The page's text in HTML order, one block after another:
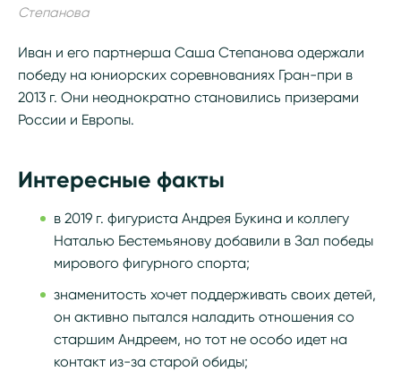
Степанова
Иван и его партнерша Саша Степанова одержали
победу на юниорских соревнованиях Гран-при в
2013 г. Они неоднократно становились призерами
России и Европы.
Интересные факты
в 2019 г. фигуриста Андрея Букина и коллегу
Наталью Бестемьянову добавили в Зал победы
мирового фигурного спорта;
знаменитость хочет поддерживать своих детей,
он активно пытался наладить отношения со
старшим Андреем, но тот не особо идет на
контакт из-за старой обиды;